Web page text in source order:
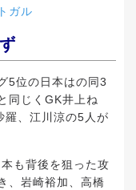
ガル
5位の日本はの同3
同じくGK井上ね
羅、江川涼の5人が
も背後を狙った攻
、岩崎裕加、高橋